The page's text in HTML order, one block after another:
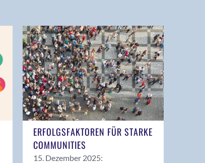
ERFOLGSFAKTOREN FÜR STARKE
COMMUNITIES
15. Dezember 2025: